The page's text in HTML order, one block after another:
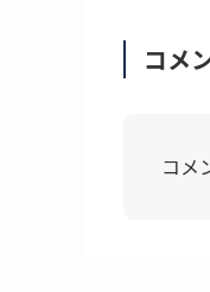
コメ
コメ